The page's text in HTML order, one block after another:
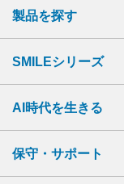
製品を探す
SMILEシリーズ
AI時代を生きる
保守・サポート